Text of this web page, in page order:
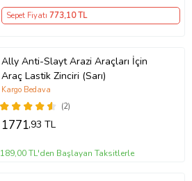
Sepet Fiyatı 773,10 TL
Ally Anti-Slayt Arazi Araçları İçin
Araç Lastik Zinciri (Sarı)
(2)
Kargo Bedava
1771,93 TL
189,00 TL'den Başlayan Taksitlerle